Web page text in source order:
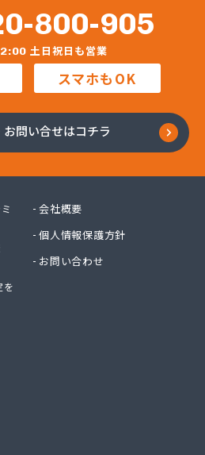
支店
出張所
直方営業所
800-905
土日祝日も営業
スマホもOK
お問い合せはコチラ
を
会社概要
個人情報保護方針
お問い合わせ